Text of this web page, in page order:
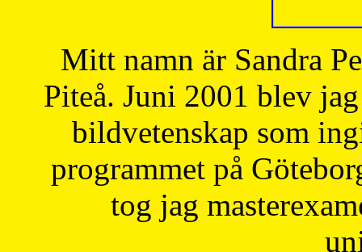
Mitt namn är Sandra
Piteå. Juni 2001 blev
bildvetenskap som
programmet på
tog jag